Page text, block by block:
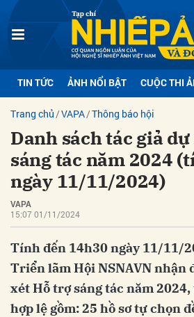
TIN TỨC ẢNH NỔI BẬT CUỘC THI
Trang chủ VAPA Thông báo hội
Danh sách tác giả
sáng tác năm 2024
ngày 11/11/2024)
VAPA
15:07 01/11/2024
Tính đến 14h30 ngày 11/11/
Triển lãm Hội NSNAVN nhận
xét Hỗ trợ sáng tác năm 2024,
hợp lệ gồm: 25 hồ sơ tự chọn
luận